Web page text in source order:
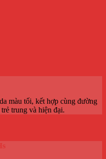
màu tối, kết hợp cùng đường
trung và hiện đại.